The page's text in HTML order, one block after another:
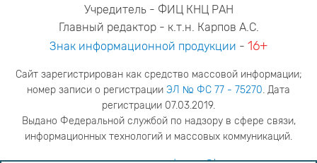
Учредитель - ФИЦ КНЦ РАН
Главный редактор - к.т.н. Карпов А.С.
Знак информационной продукции - 16+
Сайт зарегистрирован как средство массовой информации;
номер записи о регистрации ЭЛ № ФС 77 - 75270. Дата
регистрации 07.03.2019.
Выдано Федеральной службой по надзору в сфере связи,
информационных технологий и массовых коммуникаций.